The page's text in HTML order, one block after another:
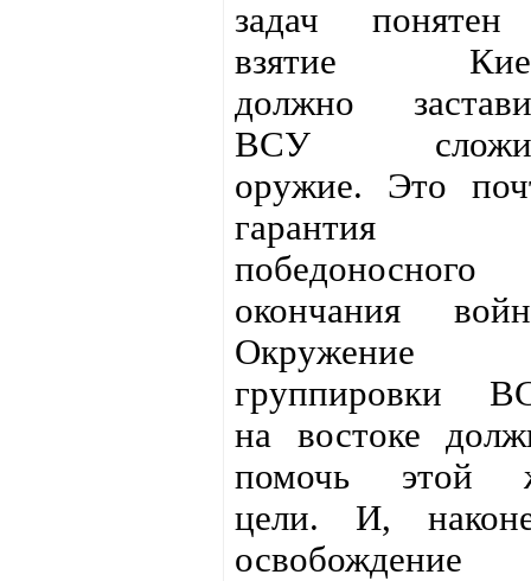
задач
взятие
должно
ВСУ
оружие. Это
гарантия
победоносного
окончания
Окружение
группировки
на востоке
помочь этой
цели. И,
освобождение